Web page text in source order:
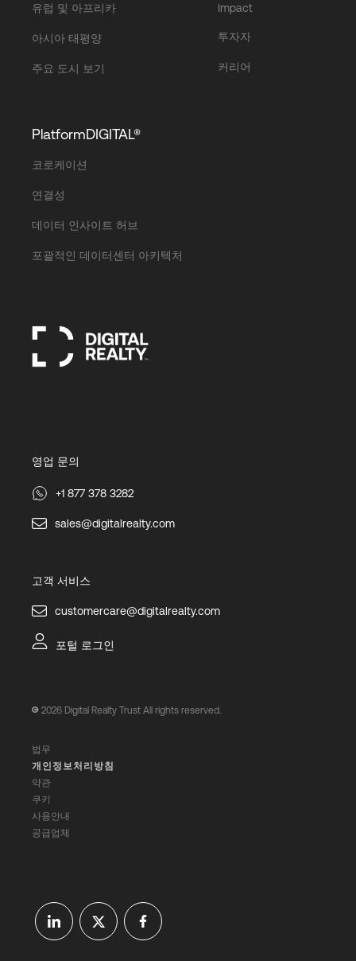
유럽 및 아프리카
아시아 태평양
주요 도시 보기
Impact
투자자
커리어
PlatformDIGITAL®
코로케이션
연결성
데이터 인사이트 허브
포괄적인 데이터센터 아키텍처
영업 문의
+1 877 378 3282
sales@digitalrealty.com
고객 서비스
customercare@digitalrealty.com
포털 로그인
2026 Digital Realty Trust All rights reserved.
법무
개인정보처리방침
약관
쿠키
사용안내
공급업체